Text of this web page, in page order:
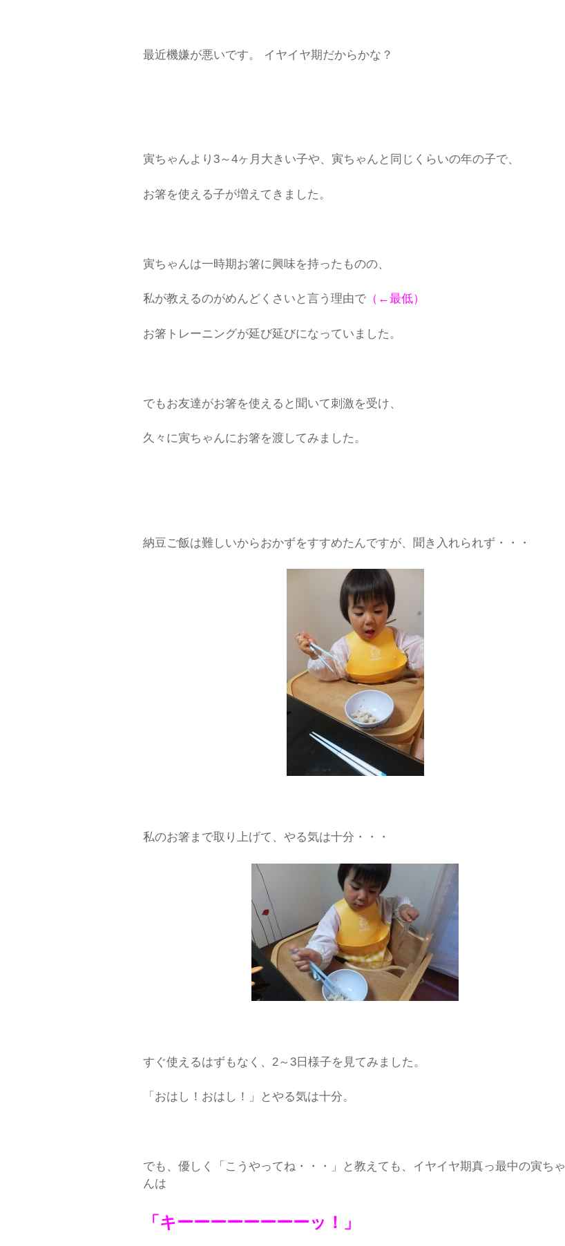
最近機嫌が悪いです。 イヤイヤ期だからかな？
寅ちゃんより3～4ヶ月大きい子や、寅ちゃんと同じくらいの年の子で、
お箸を使える子が増えてきました。
寅ちゃんは一時期お箸に興味を持ったものの、
私が教えるのがめんどくさいと言う理由で （←最低）
お箸トレーニングが延び延びになっていました。
でもお友達がお箸を使えると聞いて刺激を受け、
久々に寅ちゃんにお箸を渡してみました。
納豆ご飯は難しいからおかずをすすめたんですが、聞き入れられず・・・
私のお箸まで取り上げて、やる気は十分・・・
すぐ使えるはずもなく、2～3日様子を見てみました。
「おはし！おはし！」とやる気は十分。
でも、優しく「こうやってね・・・」と教えても、イヤイヤ期真っ最中の寅ちゃ
んは
「キーーーーーーーーッ！」